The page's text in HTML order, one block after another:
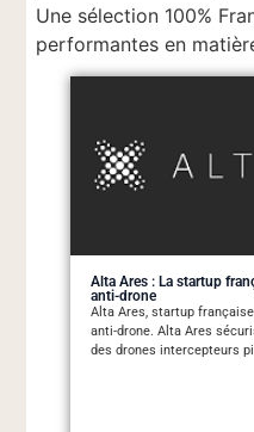
Une sélection 100%
performantes en
Alta Ares : La startup
anti-drone
Alta Ares, startup
anti-drone. Alta Ares
des drones intercepteurs